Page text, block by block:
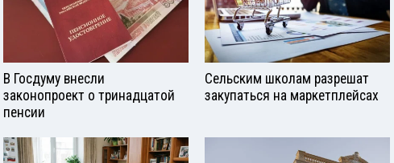
В Госдуму внесли
законопроект о тринадцатой
пенсии
Сельским школам разрешат
закупаться на маркетплейсах